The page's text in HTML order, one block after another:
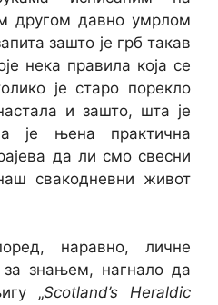
другом давно умрлом
зашто је грб такав
нека правила која се
је старо порекло
и зашто, шта је
је њена практична
да ли смо свесни
свакодневни живот
наравно, личне
знањем, нагнало да
„Scotland’s Heraldic